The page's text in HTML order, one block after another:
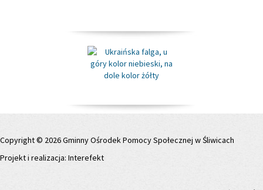
Copyright © 2026 Gminny Ośrodek Pomocy Społecznej w Śliwicach
Projekt i realizacja: Interefekt